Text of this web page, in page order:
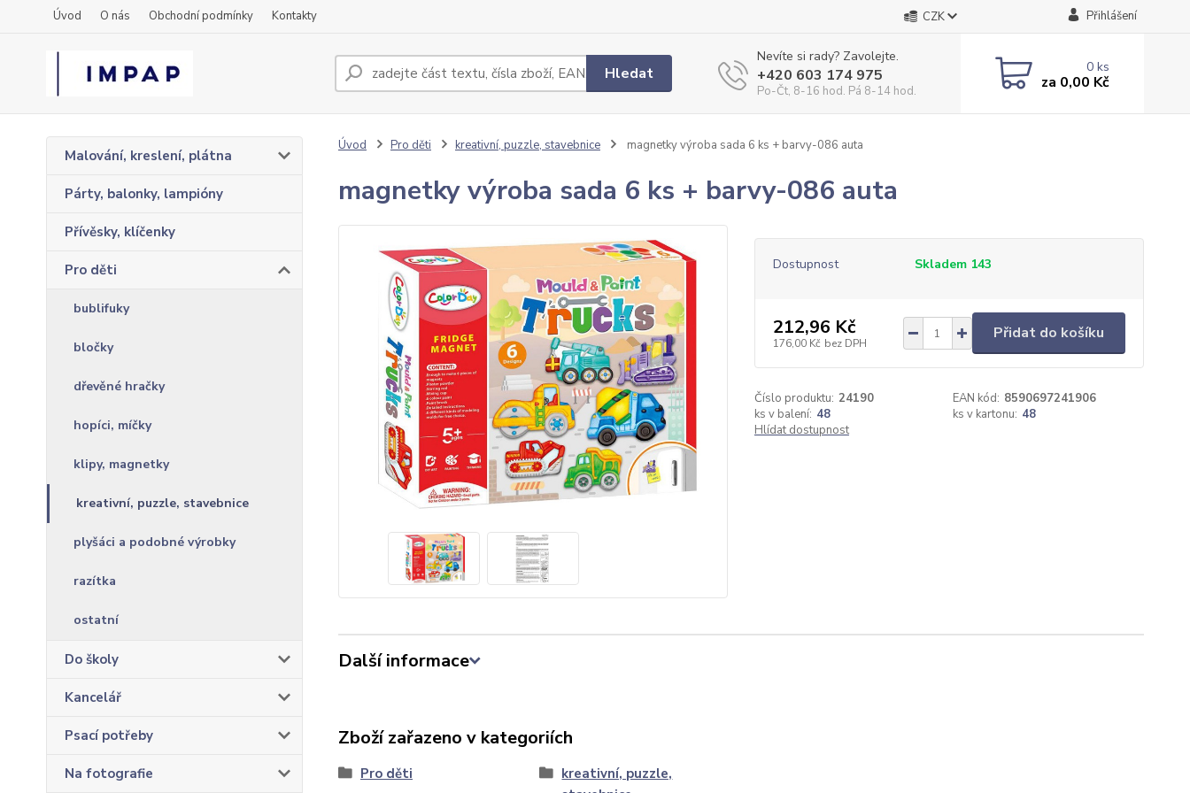
Úvod O nás Obchodní podmínky Kontakty CZK Přihlášení
Hledat
Nevíte si rady? Zavolejte.
+420 603 174 975
Po-Čt, 8-16 hod. Pá 8-14 hod.
0ks
za 0,00 Kč
Malování, kreslení, plátna
Párty, balonky, lampióny
Přívěsky, klíčenky
Pro děti
bublifuky
bločky
dřevěné hračky
hopíci, míčky
klipy, magnetky
kreativní, puzzle, stavebnice
plyšáci a podobné výrobky
razítka
ostatní
Do školy
Kancelář
Psací potřeby
Na fotografie
Úvod Pro děti kreativní, puzzle, stavebnice magnetky výroba sada 6 ks + barvy-086 auta
magnetky výroba sada 6 ks + barvy-086 auta
Dostupnost Skladem 143
212,96 Kč
176,00 Kč bez DPH
Přidat do košíku
Číslo produktu: 24190 EAN kód: 8590697241906
ks v balení: 48 ks v kartonu: 48
Hlídat dostupnost
Další informace
Zboží zařazeno v kategoriích
Pro děti
kreativní, puzzle,